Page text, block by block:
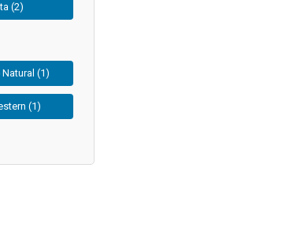
(2)
Natural (1)
(1)